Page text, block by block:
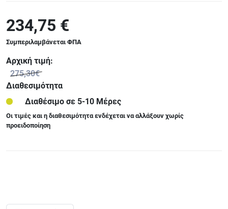
234,75 €
Συμπεριλαμβάνεται ΦΠΑ
Αρχική τιμή:
275,30€
Διαθεσιμότητα
Διαθέσιμο σε 5-10 Μέρες
Οι τιμές και η διαθεσιμότητα ενδέχεται να αλλάξουν χωρίς
προειδοποίηση